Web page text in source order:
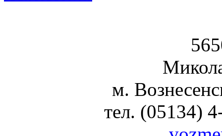
м.
тел. (05134)